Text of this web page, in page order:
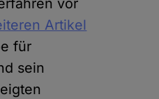
vor
Artikel
für
sein